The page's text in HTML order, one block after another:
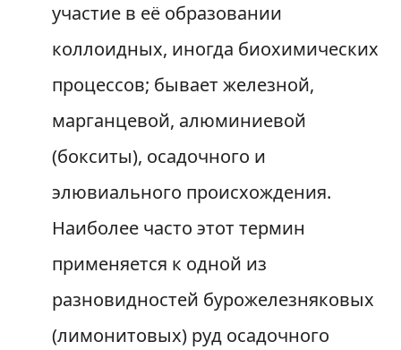
участие в её образовании
коллоидных, иногда биохимических
процессов; бывает железной,
марганцевой, алюминиевой
(бокситы), осадочного и
элювиального происхождения.
Наиболее часто этот термин
применяется к одной из
разновидностей бурожелезняковых
(лимонитовых) руд осадочного